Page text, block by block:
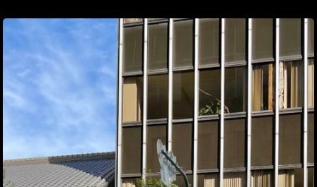
トップページ
ハイパー縁側とは